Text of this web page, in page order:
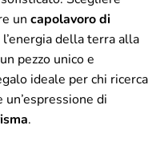
un capolavoro di
della terra alla
pezzo unico e
ideale per chi ricerca
di
.